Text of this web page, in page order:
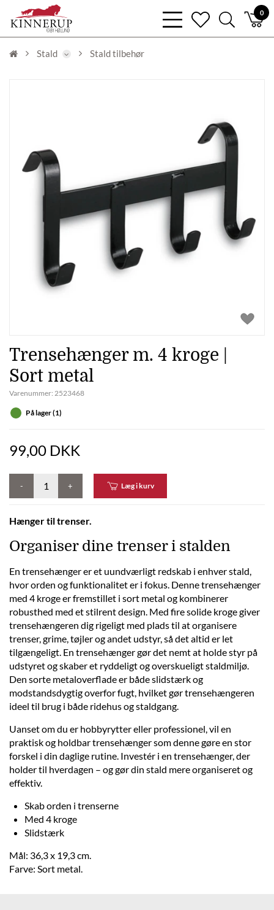
0
bars
light
heart
search
light
Stald Stald tilbehør
Trensehænger m. 4 kroge |
Sort metal
Varenummer: 2523468
På lager (1)
99,00 DKK
- + Læg i kurv
Hænger til trenser.
Organiser dine trenser i stalden
En trensehænger er et uundværligt redskab i enhver stald,
hvor orden og funktionalitet er i fokus. Denne trensehænger
med 4 kroge er fremstillet i sort metal og kombinerer
robusthed med et stilrent design. Med fire solide kroge giver
trensehængeren dig rigeligt med plads til at organisere
trenser, grime, tøjler og andet udstyr, så det altid er let
tilgængeligt. En trensehænger gør det nemt at holde styr på
udstyret og skaber et ryddeligt og overskueligt staldmiljø.
Den sorte metaloverflade er både slidstærk og
modstandsdygtig overfor fugt, hvilket gør trensehængeren
ideel til brug i både ridehus og staldgang.
Uanset om du er hobbyrytter eller professionel, vil en
praktisk og holdbar trensehænger som denne gøre en stor
forskel i din daglige rutine. Investér i en trensehænger, der
holder til hverdagen – og gør din stald mere organiseret og
effektiv.
Skab orden i trenserne
Med 4 kroge
Slidstærk
Mål: 36,3 x 19,3 cm.
Farve: Sort metal.